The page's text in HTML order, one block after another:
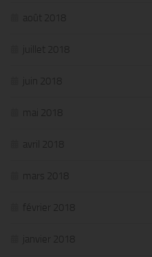
août 2018
juillet 2018
juin 2018
mai 2018
avril 2018
mars 2018
février 2018
janvier 2018